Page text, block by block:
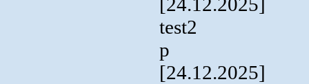
test2
p
[24.12.2025]